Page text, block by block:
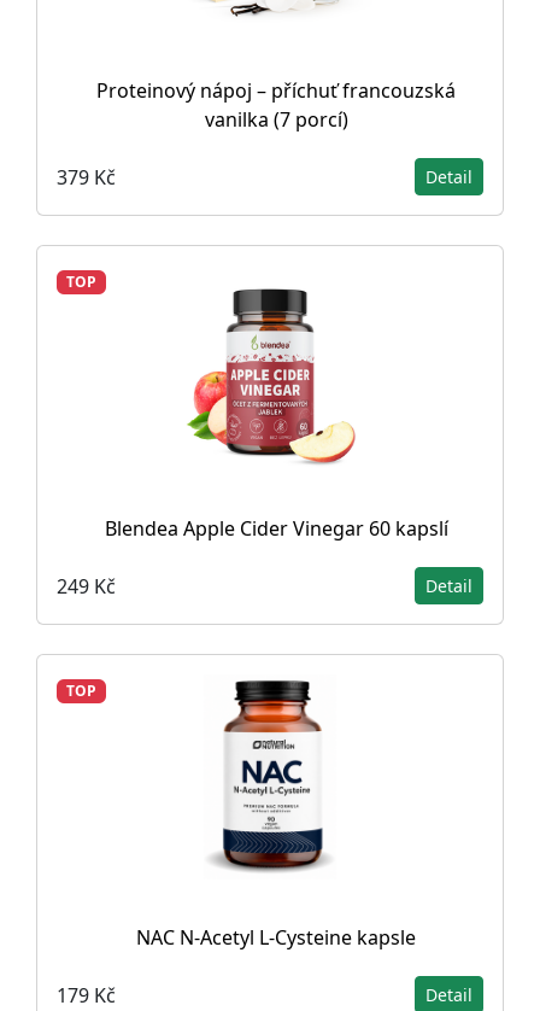
Proteinový nápoj – příchuť francouzská
vanilka (7 porcí)
379 Kč Detail
TOP
Blendea Apple Cider Vinegar 60 kapslí
249 Kč Detail
TOP
NAC N-Acetyl L-Cysteine ​​kapsle
179 Kč Detail